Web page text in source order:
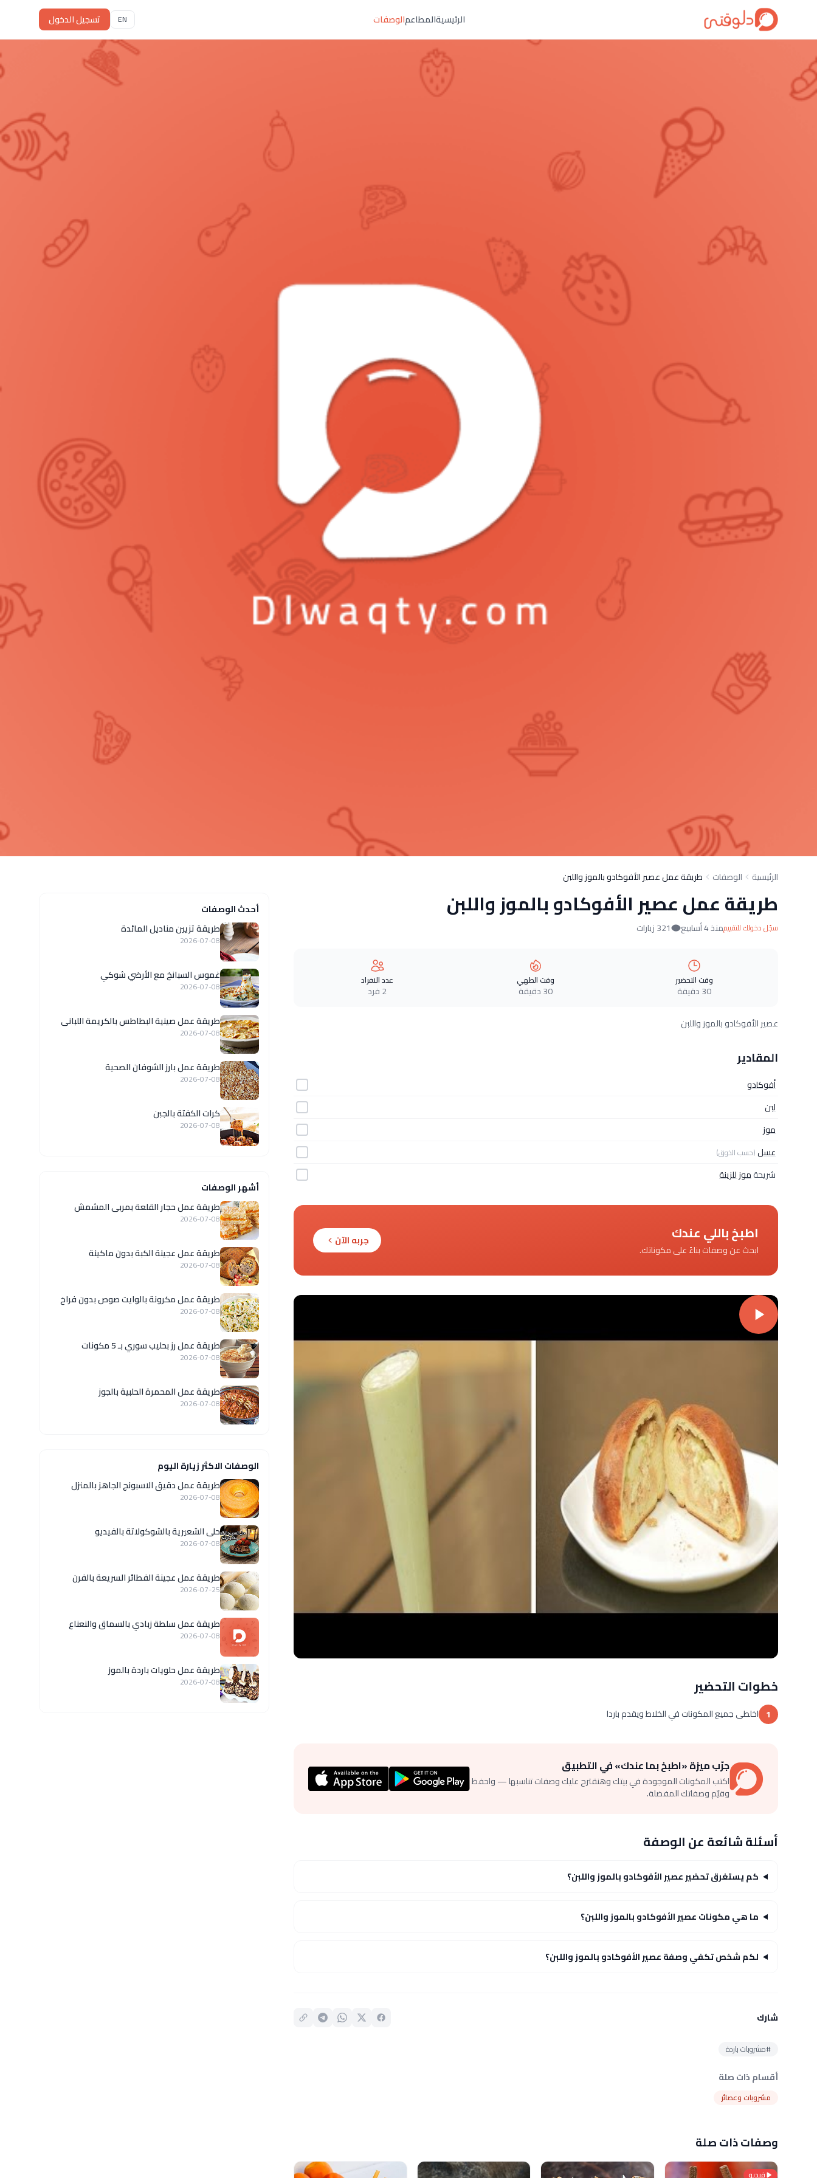
الرئيسيةالمطاعمالوصفات EN تسجيل الدخول
الرئيسية الوصفات طريقة عمل عصير الأفوكادو بالموز واللبن
طريقة عمل عصير الأفوكادو بالموز واللبن
سجّل دخولك للتقييممنذ 4 أسابيع 321 زيارات
وقت التحضير
30 دقيقة
وقت الطهي
30 دقيقة
عدد الافراد
2 فرد
عصير الأفوكادو بالموز واللبن
المقادير
أفوكادو
لبن
موز
عسل(حسب الذوق)
شريحةموز للزينة
اطبخ باللي عندك
ابحث عن وصفات بناءً على مكوناتك.
جربه الآن
خطوات التحضير
1 اخلطى جميع المكونات في الخلاط ويقدم باردا
جرّب ميزة «اطبخ بما عندك» في التطبيق
اكتب المكونات الموجودة في بيتك وهنقترح عليك وصفات تناسبها — واحفظ
وقيّم وصفاتك المفضلة.
أسئلة شائعة عن الوصفة
كم يستغرق تحضير عصير الأفوكادو بالموز واللبن؟
ما هي مكونات عصير الأفوكادو بالموز واللبن؟
لكم شخص تكفي وصفة عصير الأفوكادو بالموز واللبن؟
شارك
#مشروبات باردة
أقسام ذات صلة
مشروبات وعصائر
وصفات ذات صلة
فيديو
أحدث الوصفات
طريقة تزيين مناديل المائدة
2026-07-08
غموس السبانخ مع الأرضي شوكي
2026-07-08
طريقة عمل صينية البطاطس بالكريمة اللبانى
2026-07-08
طريقة عمل بارز الشوفان الصحية
2026-07-08
كرات الكفتة بالجبن
2026-07-08
أشهر الوصفات
طريقة عمل حجار القلعة بمربى المشمش
2026-07-08
طريقة عمل عجينة الكبة بدون ماكينة
2026-07-08
طريقة عمل مكرونة بالوايت صوص بدون فراخ
2026-07-08
طريقة عمل رز بحليب سوري بـ 5 مكونات
2026-07-08
طريقة عمل المحمرة الحلبية بالجوز
2026-07-08
الوصفات الاكثر زيارة اليوم
طريقة عمل دقيق الاسبونج الجاهز بالمنزل
2026-07-08
حلى الشعيرية بالشوكولاتة بالفيديو
2026-07-08
طريقة عمل عجينة الفطائر السريعة بالفرن
2026-07-25
طريقة عمل سلطة زبادي بالسماق والنعناع
2026-07-08
طريقة عمل حلويات باردة بالموز
2026-07-08